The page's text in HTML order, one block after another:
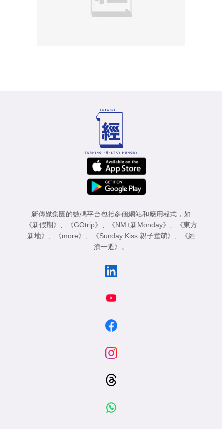
新傳媒集團的數碼平台包括多個網站和應用程式，如
《新假期》
《GOtrip》 《NM+新Monday》
《東方
新地》
《more》 《Sunday Kiss 親子童萌》
《經
濟一週》
。